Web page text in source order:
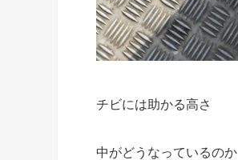
チビには助かる高さ
中がどうなっているのか